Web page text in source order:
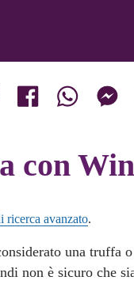
con
ricerca avanzato.
una truffa
non è sicuro che